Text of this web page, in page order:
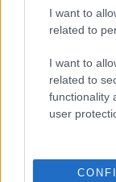
I want to
related to
I want to
related to
functionality
user
1 2